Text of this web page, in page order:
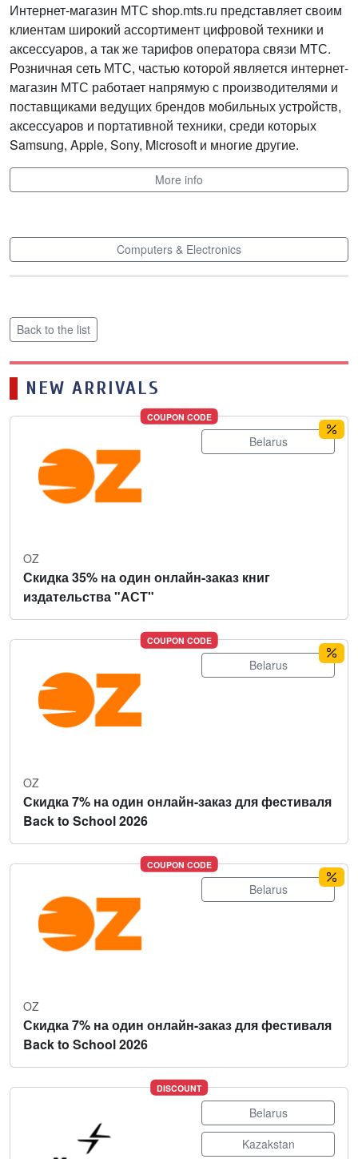
Интернет-магазин МТС shop.mts.ru представляет своим
клиентам широкий ассортимент цифровой техники и
аксессуаров, а так же тарифов оператора связи МТС.
Розничная сеть МТС, частью которой является интернет-
магазин МТС работает напрямую с производителями и
поставщиками ведущих брендов мобильных устройств,
аксессуаров и портативной техники, среди которых
Samsung, Apple, Sony, Microsoft и многие другие.
More info
Computers & Electronics
Back to the list
NEW ARRIVALS
COUPON CODE
Belarus
OZ
Скидка 35% на один онлайн-заказ книг
издательства "АСТ"
COUPON CODE
Belarus
OZ
Скидка 7% на один онлайн-заказ для фестиваля
Back to School 2026
COUPON CODE
Belarus
OZ
Скидка 7% на один онлайн-заказ для фестиваля
Back to School 2026
DISCOUNT
Belarus
Kazakstan